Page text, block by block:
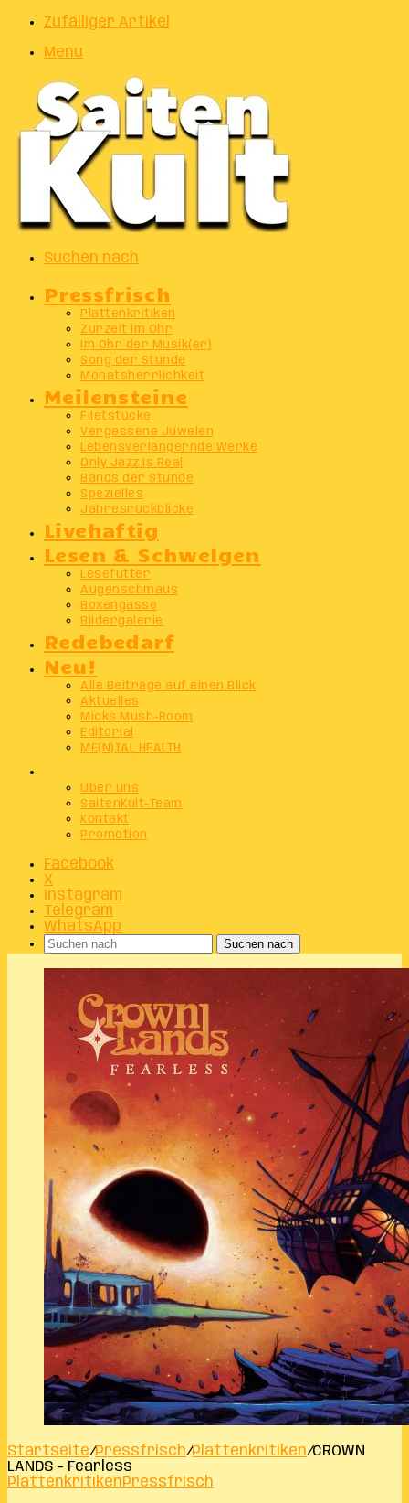
Zufälliger Artikel
Menu
Suchen nach
Pressfrisch
Plattenkritiken
Zurzeit im Ohr
Im Ohr der Musik(er)
Song der Stunde
Monatsherrlichkeit
Meilensteine
Filetstücke
Vergessene Juwelen
Lebensverlängernde Werke
Only Jazz Is Real
Bands der Stunde
Spezielles
Jahresrückblicke
Livehaftig
Lesen & Schwelgen
Lesefutter
Augenschmaus
Boxengasse
Bildergalerie
Redebedarf
Neu!
Alle Beiträge auf einen Blick
Aktuelles
Micks Mush-Room
Editorial
ME(N)TAL HEALTH
Über uns
SaitenKult-Team
Kontakt
Promotion
Facebook
X
Instagram
Telegram
WhatsApp
Suchen nach
Startseite/Pressfrisch/Plattenkritiken/CROWN
LANDS – Fearless
PlattenkritikenPressfrisch